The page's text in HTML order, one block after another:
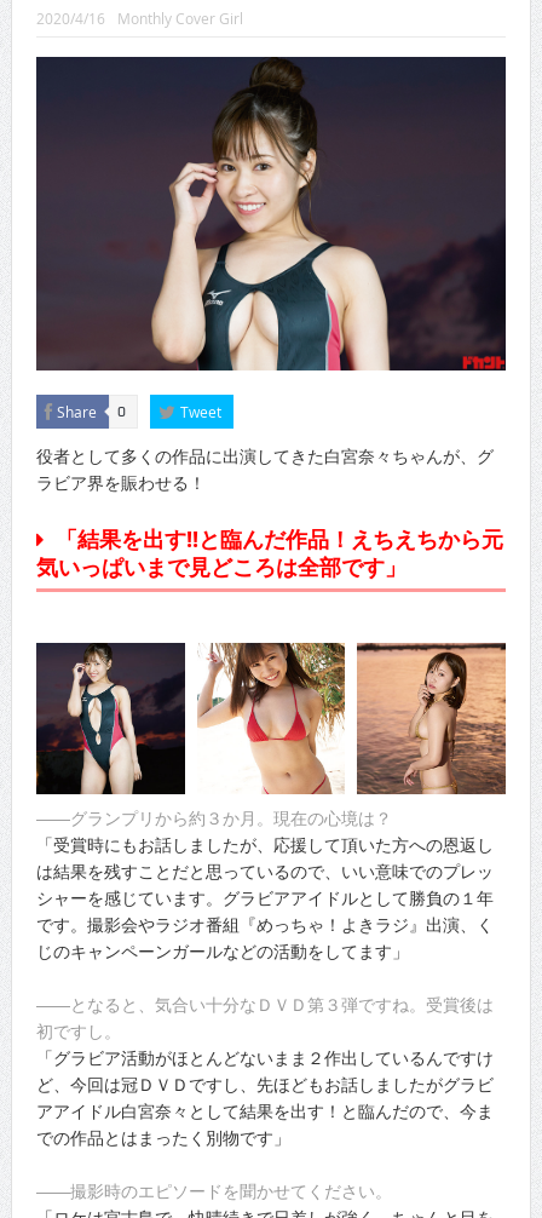
CINEMA×STYLE 285号
CINEMA×STYLE 294号
2020/4/16 Monthly Cover Girl
Share 0 Tweet
役者として多くの作品に出演してきた白宮奈々ちゃんが、グ
ラビア界を賑わせる！
「結果を出す!!と臨んだ作品！えちえちから元
気いっぱいまで見どころは全部です」
――グランプリから約３か月。現在の心境は？
「受賞時にもお話しましたが、応援して頂いた方への恩返し
は結果を残すことだと思っているので、いい意味でのプレッ
シャーを感じています。グラビアアイドルとして勝負の１年
です。撮影会やラジオ番組『めっちゃ！よきラジ』出演、く
じのキャンペーンガールなどの活動をしてます」
――となると、気合い十分なＤＶＤ第３弾ですね。受賞後は
初ですし。
「グラビア活動がほとんどないまま２作出しているんですけ
ど、今回は冠ＤＶＤですし、先ほどもお話しましたがグラビ
アアイドル白宮奈々として結果を出す！と臨んだので、今ま
での作品とはまったく別物です」
――撮影時のエピソードを聞かせてください。